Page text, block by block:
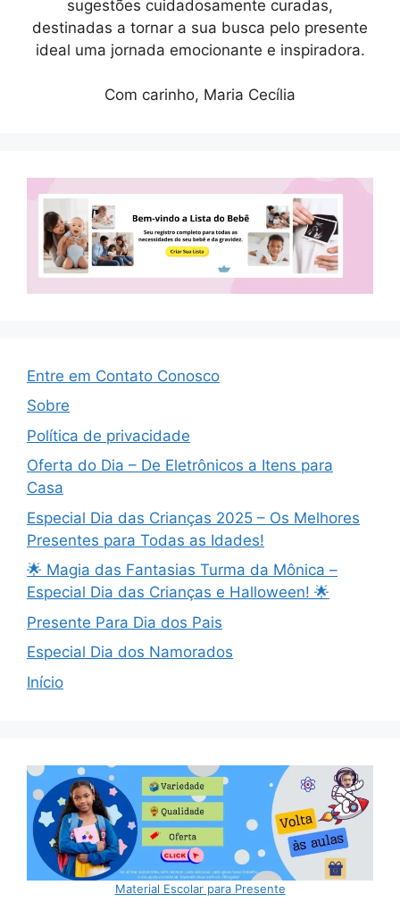
sugestões cuidadosamente curadas,
destinadas a tornar a sua busca pelo presente
ideal uma jornada emocionante e inspiradora.
Com carinho, Maria Cecília
Entre em Contato Conosco
Sobre
Política de privacidade
Oferta do Dia – De Eletrônicos a Itens para
Casa
Especial Dia das Crianças 2025 – Os Melhores
Presentes para Todas as Idades!
🌟 Magia das Fantasias Turma da Mônica –
Especial Dia das Crianças e Halloween! 🌟
Presente Para Dia dos Pais
Especial Dia dos Namorados
Início
Material Escolar para Presente